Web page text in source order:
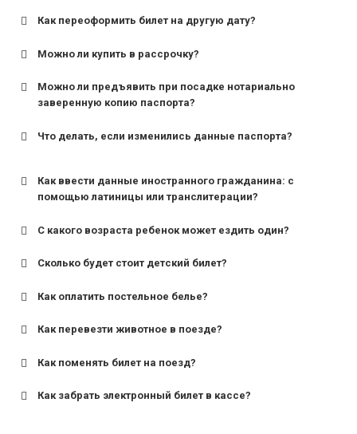
Как переоформить билет на другую дату?
Можно ли купить в рассрочку?
Можно ли предъявить при посадке нотариально
заверенную копию паспорта?
Что делать, если изменились данные паспорта?
Как ввести данные иностранного гражданина: с
помощью латиницы или транслитерации?
С какого возраста ребенок может ездить один?
для поездов дальнего следования — от 10 лет и
для пригородных поездов — от 7 лет.
Сколько будет стоит детский билет?
Как оплатить постельное белье?
Как перевезти животное в поезде?
Как поменять билет на поезд?
Как забрать электронный билет в кассе?